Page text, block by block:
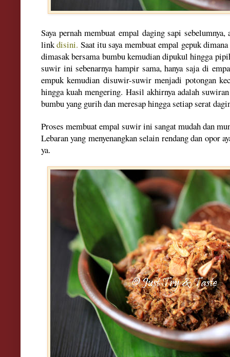
Saya pernah membuat empal dagingsapi sebelumnya,
linkdisini. Saat itu saya membuat empal gepuk
dimasak bersama bumbu kemudian dipukul hingga
suwir ini sebenarnya hampir sama,hanya saja di
empuk kemudian disuwir-suwir menjadi potongan
hingga kuahmengering. Hasil akhirnya adalah
bumbuyang gurih dan meresap hingga setiap serat
Proses membuat empal suwir ini sangat mudah dan
Lebaran yang menyenangkan selain rendangdan opor
ya.